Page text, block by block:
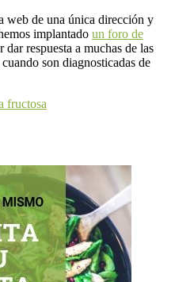
web de una única dirección y
implantado un foro de
dar respuesta a muchas de las
son diagnosticadas de
fructosa